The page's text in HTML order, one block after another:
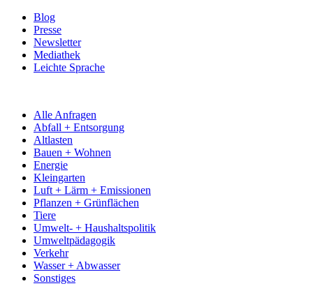
Blog
Presse
Newsletter
Mediathek
Leichte Sprache
Alle Anfragen
Abfall + Entsorgung
Altlasten
Bauen + Wohnen
Energie
Kleingarten
Luft + Lärm + Emissionen
Pflanzen + Grünflächen
Tiere
Umwelt- + Haushaltspolitik
Umweltpädagogik
Verkehr
Wasser + Abwasser
Sonstiges